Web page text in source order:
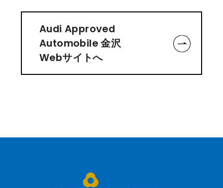
Audi Approved
Automobile 金沢
Webサイトへ